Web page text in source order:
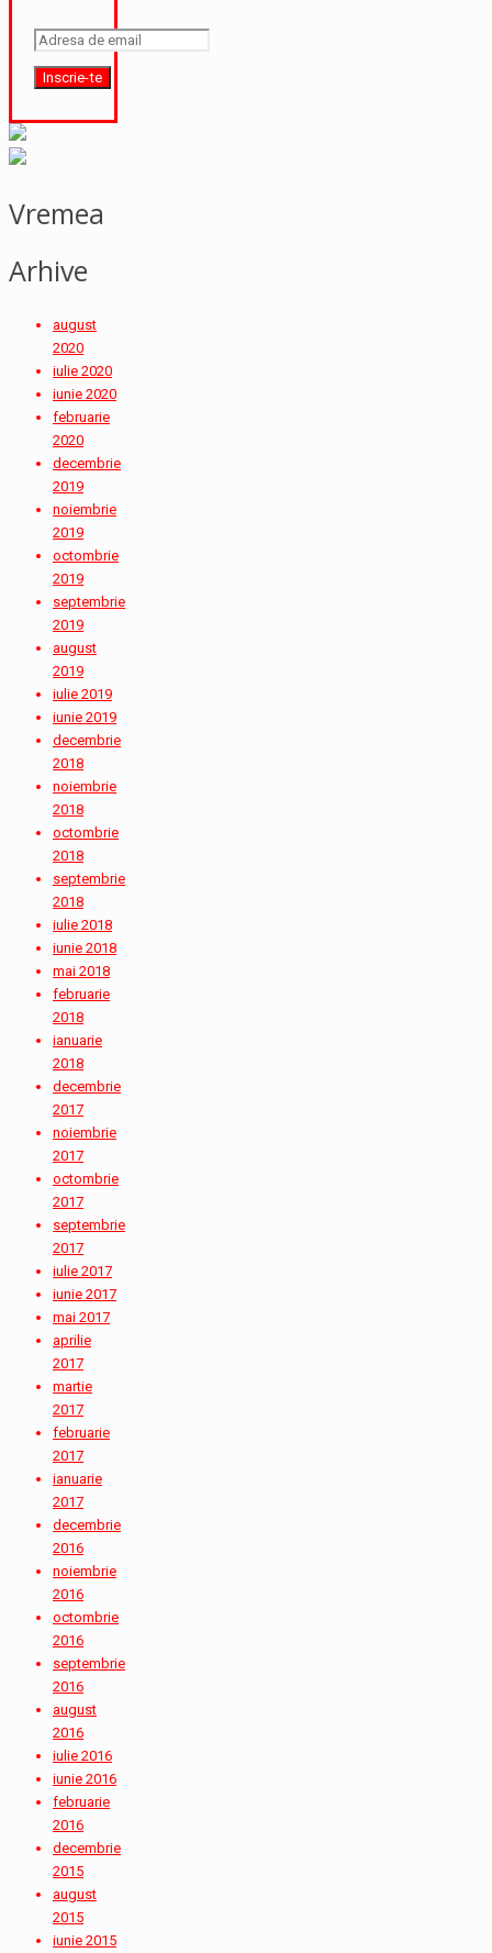
Vremea
Arhive
august
2020
iulie 2020
iunie 2020
februarie
2020
decembrie
2019
noiembrie
2019
octombrie
2019
septembrie
2019
august
2019
iulie 2019
iunie 2019
decembrie
2018
noiembrie
2018
octombrie
2018
septembrie
2018
iulie 2018
iunie 2018
mai 2018
februarie
2018
ianuarie
2018
decembrie
2017
noiembrie
2017
octombrie
2017
septembrie
2017
iulie 2017
iunie 2017
mai 2017
aprilie
2017
martie
2017
februarie
2017
ianuarie
2017
decembrie
2016
noiembrie
2016
octombrie
2016
septembrie
2016
august
2016
iulie 2016
iunie 2016
februarie
2016
decembrie
2015
august
2015
iunie 2015